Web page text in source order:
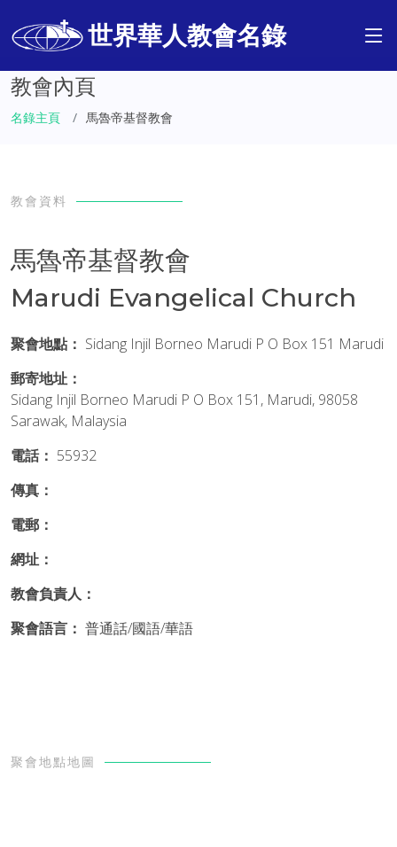
世界華人教會名錄
教會內頁
名錄主頁 馬魯帝基督教會
教會資料
馬魯帝基督教會
Marudi Evangelical Church
聚會地點： Sidang Injil Borneo Marudi P O Box 151 Marudi
郵寄地址：
Sidang Injil Borneo Marudi P O Box 151, Marudi, 98058
Sarawak, Malaysia
電話： 55932
傳真：
電郵：
網址：
教會負責人：
聚會語言： 普通話/國語/華語
聚會地點地圖